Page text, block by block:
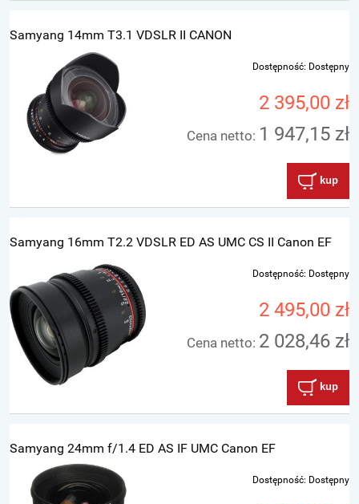
Samyang 14mm T3.1 VDSLR II CANON
Dostępność: Dostępny
2 395,00 zł
Cena netto: 1 947,15 zł
kup
Samyang 16mm T2.2 VDSLR ED AS UMC CS II Canon EF
Dostępność: Dostępny
2 495,00 zł
Cena netto: 2 028,46 zł
kup
Samyang 24mm f/1.4 ED AS IF UMC Canon EF
Dostępność: Dostępny